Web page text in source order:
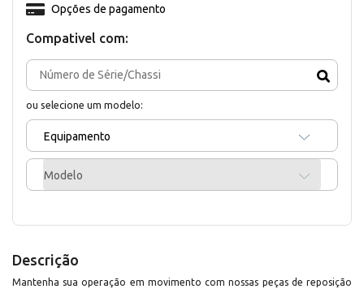
Compativel com:
ou selecione um modelo:
Equipamento
Modelo
Opções de pagamento
Descrição
Mantenha sua operação em movimento com nossas peças de reposição